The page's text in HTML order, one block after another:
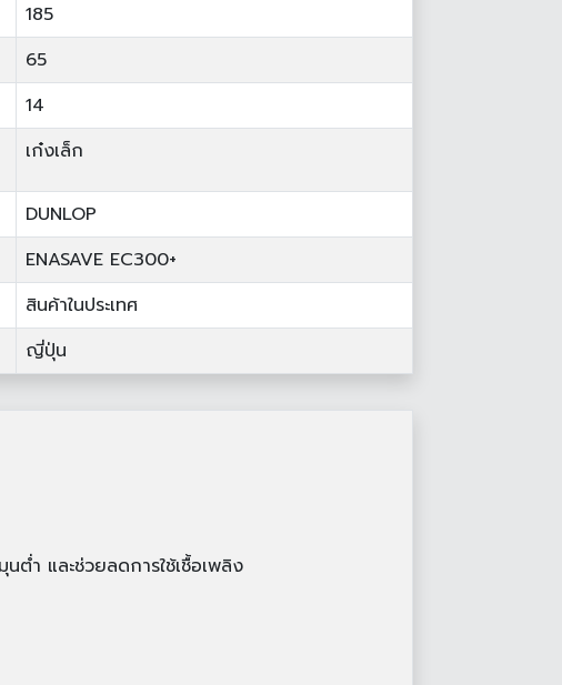
185
65
14
เก๋งเล็ก
DUNLOP
ENASAVE EC300+
สินค้าในประเทศ
ญี่ปุ่น
ต่ำ และช่วยลดการใช้เชื้อเพลิง